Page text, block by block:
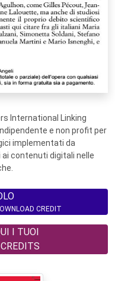
International Linking
e non profit per
implementati da
contenuti digitali nelle
CREDIT
I TUOI